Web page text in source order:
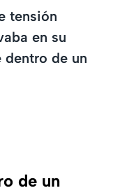
tensión
en su
dentro de un
de un